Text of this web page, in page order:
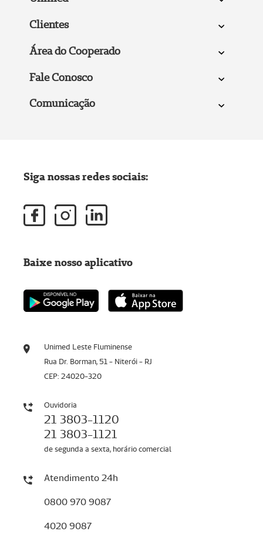
Clientes
Área do Cooperado
Fale Conosco
Comunicação
Unimed Leste Fluminense
Rua Dr. Borman, 51 - Niterói - RJ
CEP: 24020-320
Ouvidoria
21 3803-1120
21 3803-1121
de segunda a sexta, horário comercial
Atendimento 24h
0800 970 9087
4020 9087
Siga nossas redes sociais:
Baixe nosso aplicativo